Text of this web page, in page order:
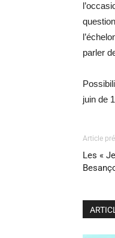
parler
juin de
Article
Les «